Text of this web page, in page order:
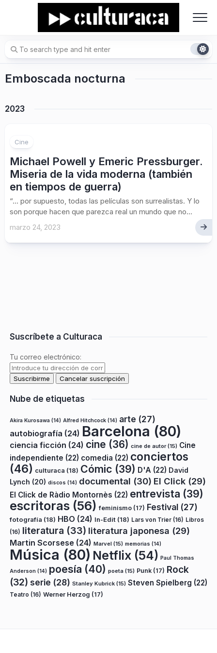
Emboscada nocturna
2023
Cine
Michael Powell y Emeric Pressburger.
Miseria de la vida moderna (también
en tiempos de guerra)
“… por supuesto, todas las películas son surrealistas. Y lo
son porque hacen que parezca real un mundo que no...
marzo 24, 2023
Suscríbete a Culturaca
Tu correo electrónico:
Nube de etiquetas
Akira Kurosawa (14) Alfred Hitchcock (14) arte (27)
autobiografía (24) Barcelona (80)
ciencia ficción (24) cine (36) cine de autor(15) Cine
independiente (22) comedia (22) conciertos
(46) culturaca (18) Cómic (39) D'A (22) David
Lynch (20) discos (14) documental (30) El Click (29)
El Click de Ràdio Montornès (22) entrevista (39)
escritoras (56) feminismo (17) Festival (27)
fotografía (18) HBO (24) In-Edit (18) Lars von Trier (16) Libros
(16) literatura (33) literatura japonesa (29)
Martin Scorsese (24) Marvel (15) memorias (14)
Música (80) Netflix (54) Paul Thomas
Anderson (14) poesía (40) poeta (15) Punk (17) Rock
(32) serie (28) Stanley Kubrick (15) Steven Spielberg (22)
Teatro (16) Werner Herzog (17)